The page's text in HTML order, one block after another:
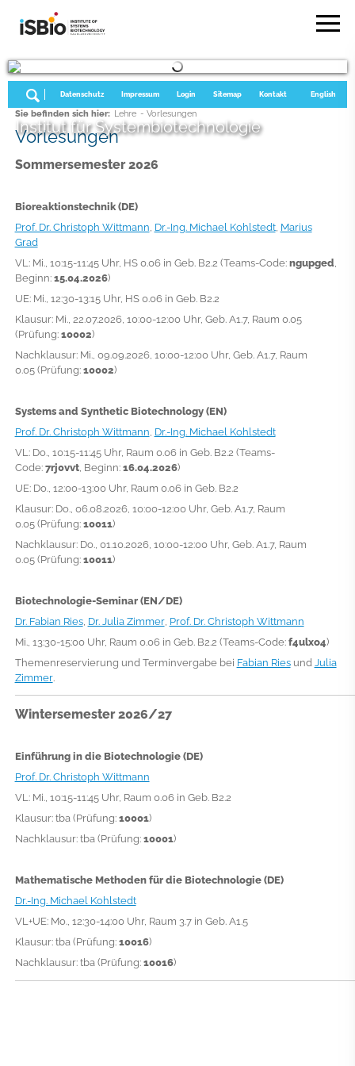
Institut für Systembiotechnologie
English
Kontakt
Sitemap
Login
Impressum
Datenschutz
Sie befinden sich hier: Lehre - Vorlesungen
Vorlesungen
Sommersemester 2026
Bioreaktionstechnik (DE)
Prof. Dr. Christoph Wittmann Dr.-Ing. Michael Kohlstedt, Marius
Grad
VL: Mi., 10:15-11:45 Uhr, HS 0.06 in Geb. B2.2 (Teams-Code: ngupged
Beginn:15.04.2026)
UE: Mi., 12:30-13:15 Uhr, HS 0.06 in Geb. B2.2
Klausur: Mi., 22.07.2026, 10:00-12:00 Uhr, Geb. A1.7, Raum 0.05
(Prüfung: 10002)
Nachklausur: Mi., 09.09.2026, 10:00-12:00 Uhr, Geb. A1.7, Raum
0.05 (Prüfung: 10002)
Systems and Synthetic Biotechnology (EN)
Prof. Dr. Christoph Wittmann Dr.-Ing. Michael Kohlstedt
VL: Do., 10:15-11:45 Uhr, Raum 0.06 in Geb. B2.2 (Teams-
Code: 7rj0vvt, Beginn: 16.04.2026)
UE: Do., 12:00-13:00 Uhr, Raum 0.06 in Geb. B2.2
Klausur: Do., 06.08.2026, 10:00-12:00 Uhr, Geb. A1.7, Raum
0.05(Prüfung: 10011)
Nachklausur: Do., 01.10.2026, 10:00-12:00 Uhr, Geb. A1.7, Raum
0.05(Prüfung: 10011)
Biotechnologie-Seminar (EN/DE)
Dr. Fabian Ries, Dr. Julia Zimmer, Prof. Dr. Christoph Wittmann
Mi., 13:30-15:00 Uhr, Raum 0.06 in Geb. B2.2 (Teams-Code: f4ulxo4)
Themenreservierung und Terminvergabe bei Fabian Riesund Julia
Zimmer.
Wintersemester 2026/27
Einführung in die Biotechnologie (DE)
Prof. Dr. Christoph Wittmann
VL: Mi., 10:15-11:45 Uhr, Raum 0.06 in Geb. B2.2
Klausur: tba(Prüfung: 10001)
Nachklausur: tba(Prüfung: 10001)
Mathematische Methoden für die Biotechnologie (DE)
Dr.-Ing. Michael Kohlstedt
VL+UE: Mo., 12:30-14:00 Uhr, Raum 3.7 in Geb. A1.5
Klausur: tba(Prüfung: 10016)
Nachklausur: tba (Prüfung: 10016)